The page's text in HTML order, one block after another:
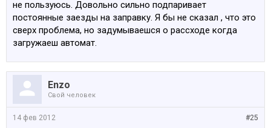
S4NBA KLIMAAUTOMATIK MIT 4-ZONENREGELUNG
Автом.сист.кондиц.с 4-зонным регулир.
S502A SCHEINWERFER-WASCHANLAGE система
омывателей фар
авар.сближен.при парк.(PDC)
S563A LICHTPAKET Пакет светотехники
S609A NAVIGATIONSSYSTEM PROFESSIONAL Система
навигации Professional
S620A SPRACHEINGABESYSTEM Система ввода
не пользуюсь. Довольно сильно подпаривает
постоянные заезды на заправку. Я бы не сказал , что это
сверх проблема, но задумываешся о рассходе когда
загружаеш автомат.
Enzo
Свой человек
#25
14 фев 2012